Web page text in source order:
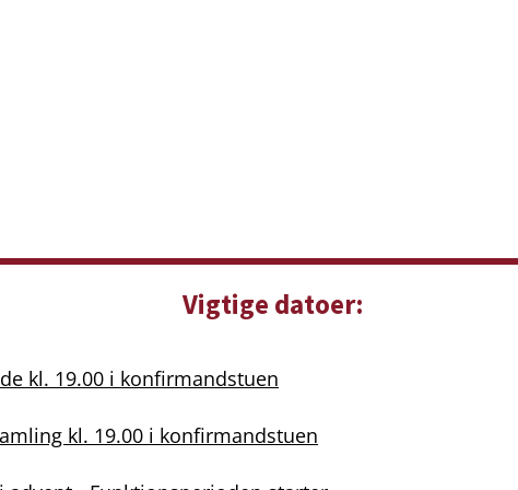
Vigtige datoer:
kl. 19.00 i konfirmandstuen
kl. 19.00 i konfirmandstuen